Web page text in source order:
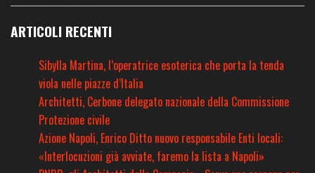
ARTICOLI RECENTI
Sibylla Martina, l’operatrice esoterica che porta la tenda
viola nelle piazze d’Italia
Architetti, Cerbone delegato nazionale della Commissione
Protezione civile
Azione Napoli, Enrico Ditto nuovo responsabile Enti locali:
«Interlocuzioni già avviate, faremo la lista a Napoli»